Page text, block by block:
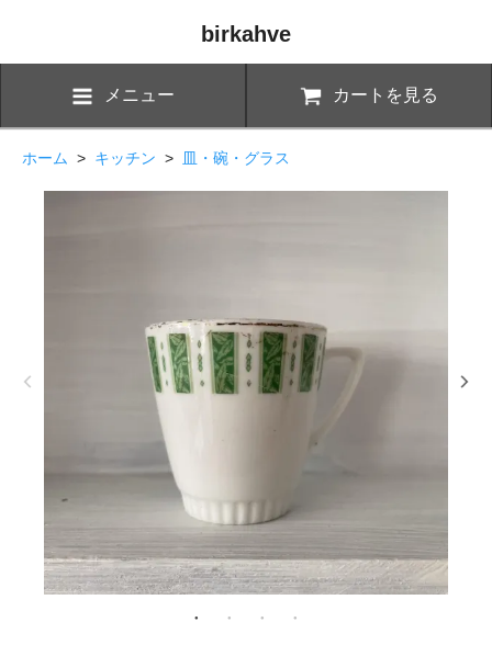
birkahve
メニュー カートを見る
ホーム > キッチン > 皿・碗・グラス